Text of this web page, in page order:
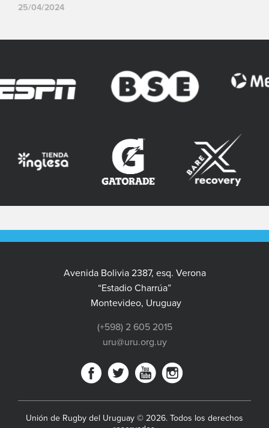
25/04/2024
Avenida Bolivia 2387, esq. Verona
“Estadio Charrúa”
Montevideo, Uruguay
(+598) 2 605 2015
uru@uru.org.uy
Unión de Rugby del Uruguay © 2026. Todos los derechos